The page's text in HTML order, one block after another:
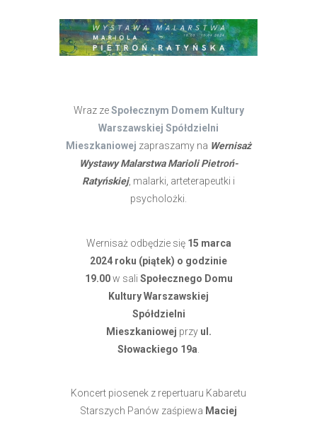
Wraz zeSpołecznym Domem Kultury
Warszawskiej Spółdzielni
Mieszkaniowej zapraszamy na Wernisaż
Wystawy Malarstwa Marioli Pietroń-
Ratyńskiej, malarki, arteterapeutki i
psycholożki.
Wernisaż odbędzie się 15 marca
2024 roku (piątek) o godzinie
19.00w sali Społecznego Domu
Kultury Warszawskiej
Spółdzielni
Mieszkaniowej przyul.
Słowackiego 19a
Koncert piosenek z repertuaru Kabaretu
Starszych Panów zaśpiewa Maciej